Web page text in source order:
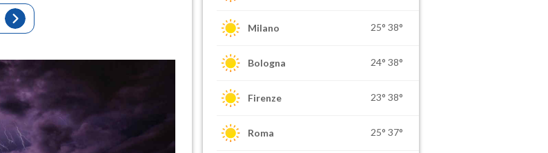
Milano 25° 38°
Bologna 24° 38°
Firenze 23° 38°
Roma 25° 37°